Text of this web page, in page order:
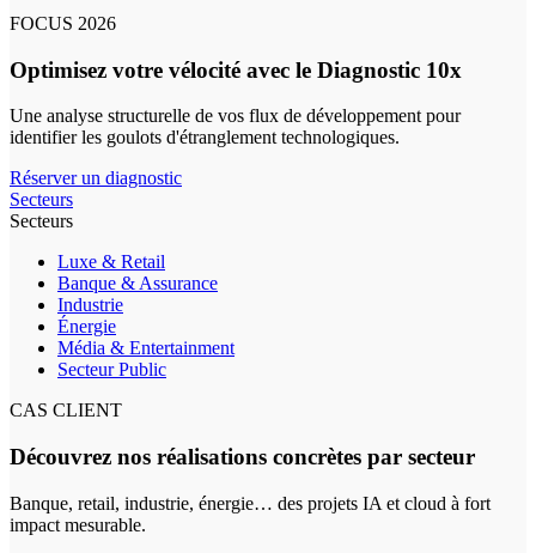
FOCUS 2026
Optimisez votre vélocité avec le Diagnostic 10x
Une analyse structurelle de vos flux de développement pour
identifier les goulots d'étranglement technologiques.
Réserver un diagnostic
Secteurs
Secteurs
Luxe & Retail
Banque & Assurance
Industrie
Énergie
Média & Entertainment
Secteur Public
CAS CLIENT
Découvrez nos réalisations concrètes par secteur
Banque, retail, industrie, énergie… des projets IA et cloud à fort
impact mesurable.